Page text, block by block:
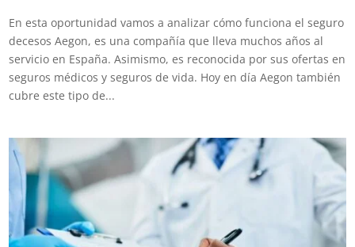
En esta oportunidad vamos a analizar cómo funciona el seguro
decesos Aegon, es una compañía que lleva muchos años al
servicio en España. Asimismo, es reconocida por sus ofertas en
seguros médicos y seguros de vida. Hoy en día Aegon también
cubre este tipo de...